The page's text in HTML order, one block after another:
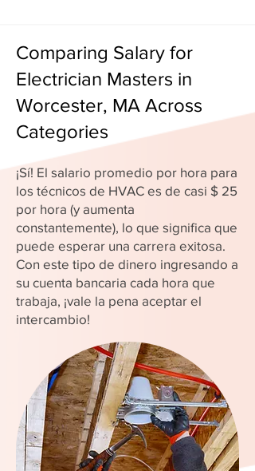
Comparing Salary for
Electrician Masters in
Worcester, MA Across
Categories
¡Sí! El salario promedio por hora para
los técnicos de HVAC es de casi $ 25
por hora (y aumenta
constantemente), lo que significa que
puede esperar una carrera exitosa.
Con este tipo de dinero ingresando a
su cuenta bancaria cada hora que
trabaja, ¡vale la pena aceptar el
intercambio!